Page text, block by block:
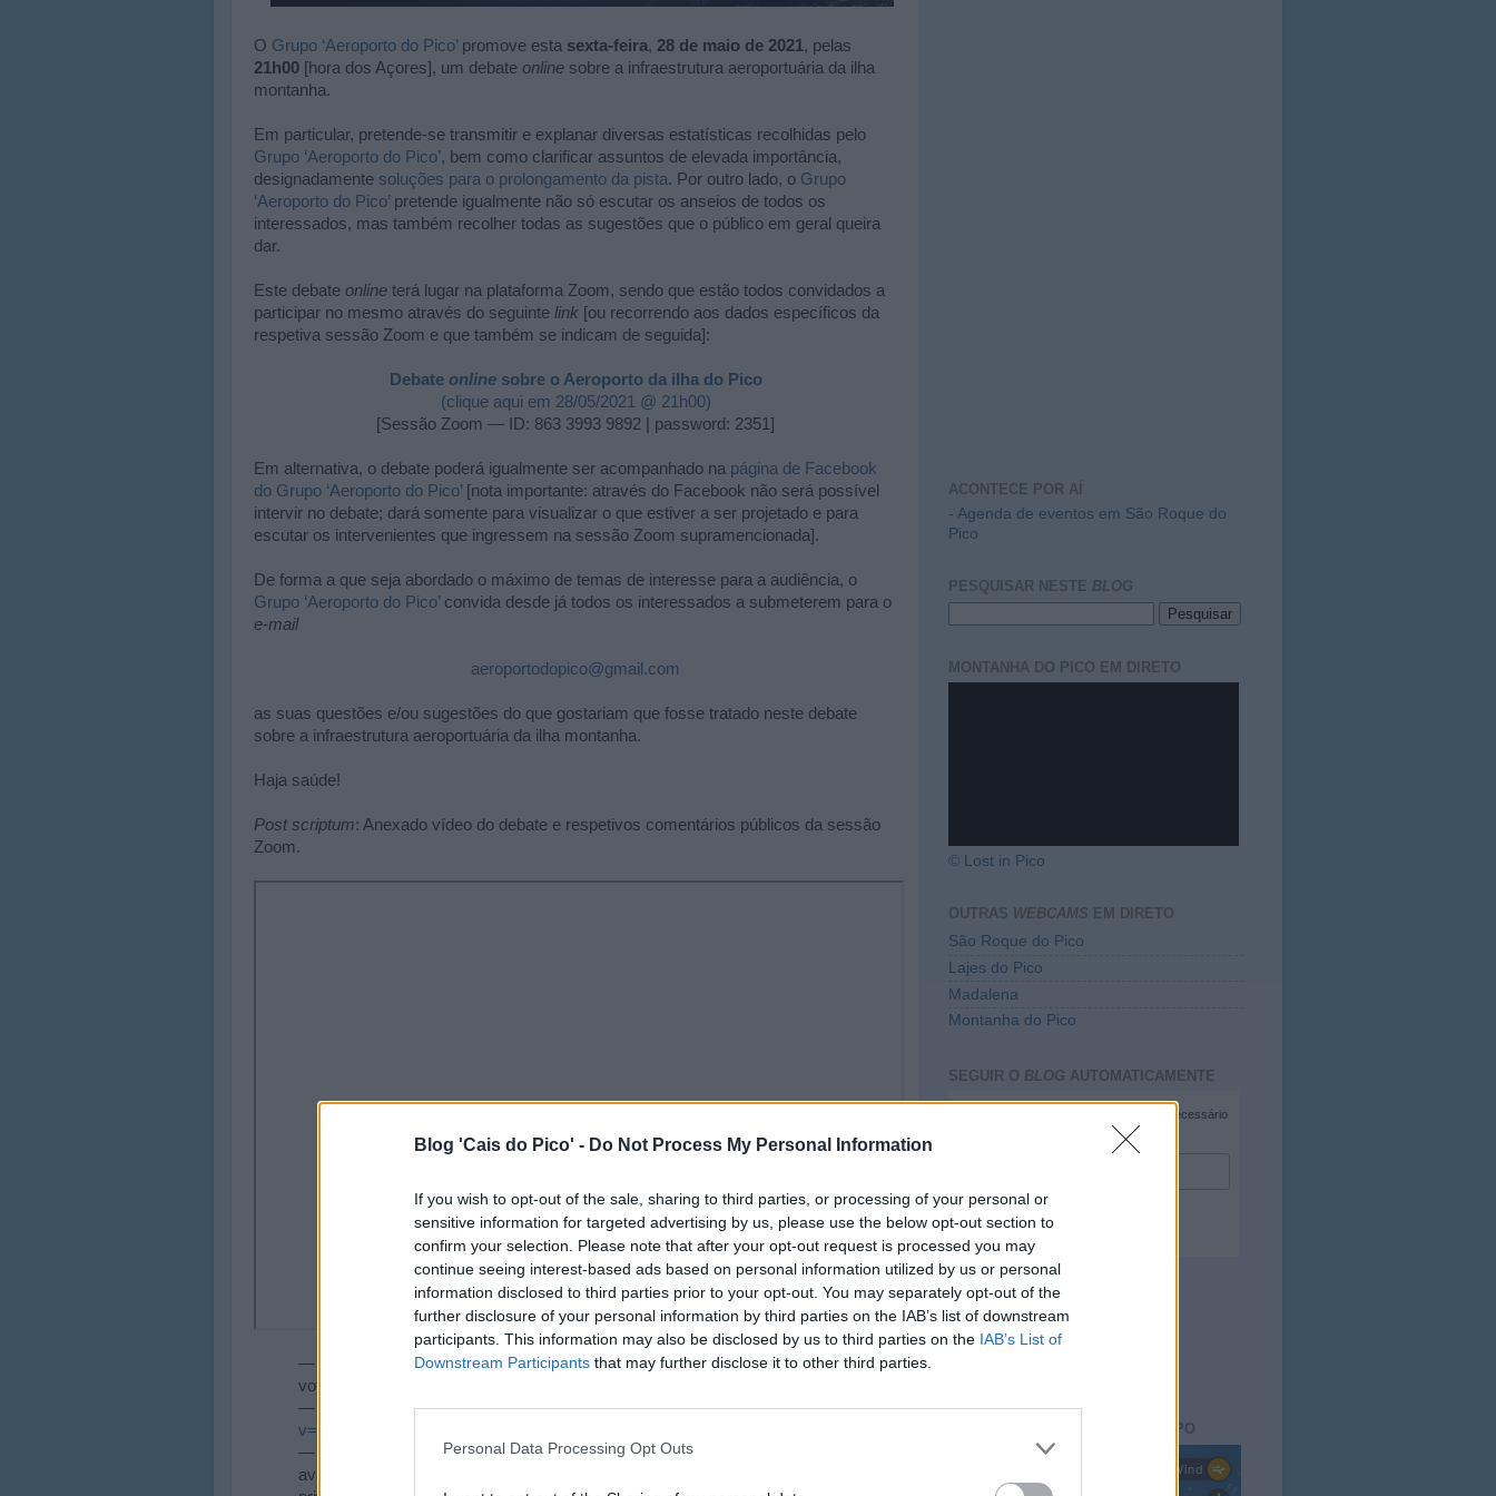
Blog 'Cais do Pico' - Do Not Process My Personal Information
If you wish to opt-out of the sale, sharing to third parties, or processing of your personal or
sensitive information for targeted advertising by us, please use the below opt-out section to
confirm your selection. Please note that after your opt-out request is processed you may
continue seeing interest-based ads based on personal information utilized by us or personal
information disclosed to third parties prior to your opt-out. You may separately opt-out of the
further disclosure of your personal information by third parties on the IAB’s list of downstream
participants. This information may also be disclosed by us to third parties on the IAB’s List of
Downstream Participants that may further disclose it to other third parties.
Personal Data Processing Opt Outs
O Grupo ‘Aeroporto do Pico’ promove esta sexta-feira, 28 de maio de 2021, pelas
21h00 [hora dos Açores], um debate online sobre a infraestrutura aeroportuária da ilha
montanha.
Em particular, pretende-se transmitir e explanar diversas estatísticas recolhidas pelo
Grupo ‘Aeroporto do Pico’, bem como clarificar assuntos de elevada importância,
designadamente soluções para o prolongamento da pista. Por outro lado, o Grupo
‘Aeroporto do Pico’ pretende igualmente não só escutar os anseios de todos os
interessados, mas também recolher todas as sugestões que o público em geral queira
dar.
Este debate online terá lugar na plataforma Zoom, sendo que estão todos convidados a
participar no mesmo através do seguinte link [ou recorrendo aos dados específicos da
respetiva sessão Zoom e que também se indicam de seguida]:
Debate onlinesobre o Aeroporto da ilha do Pico
(clique aqui em 28/05/2021 @ 21h00)
[Sessão Zoom — ID: 863 3993 9892 | password: 2351]
Em alternativa, o debate poderá igualmente ser acompanhado na página de Facebook
do Grupo ‘Aeroporto do Pico’ [nota importante: através do Facebook não será possível
intervir no debate; dará somente para visualizar o que estiver a ser projetado e para
escutar os intervenientes que ingressem na sessão Zoom supramencionada].
De forma a que seja abordado o máximo de temas de interesse para a audiência, o
Grupo ‘Aeroporto do Pico’ convida desde já todos os interessados a submeterem para o
e-mail
aeroportodopico@gmail.com
as suas questões e/ou sugestões do que gostariam que fosse tratado neste debate
sobre a infraestrutura aeroportuária da ilha montanha.
Haja saúde!
Post scriptum: Anexado vídeo do debate e respetivos comentários públicos da sessão
Zoom.
— Genuína Sousa: Boa noite. Parabéns pelo vosso empenho nesta causa e
votos de um profícuo debate!
— Bruno Rodrigues: Vídeo:https://www.youtube.com/watch?
v=XRGchKi89Mw
— Nelson Xavier: Olá boa noite. Só para salientar que relativamente à
aviação privada, para tornar o Pico mais apelativo a quem pratica aviação
ACONTECE POR AÍ
- Agenda de eventos em São Roque do
Pico
PESQUISAR NESTE BLOG
MONTANHA DO PICO EM DIRETO
© Lost in Pico
OUTRAS WEBCAMS EM DIRETO
São Roque do Pico
Lajes do Pico
Madalena
Montanha do Pico
SEGUIR O BLOG AUTOMATICAMENTE
campo necessário
PREVISÃO DO ESTADO DO TEMPO